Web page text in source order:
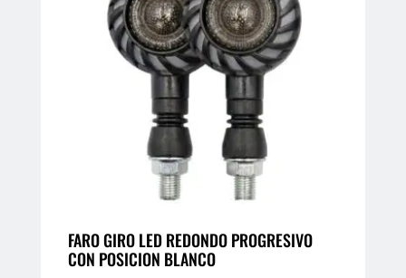
FARO GIRO LED REDONDO PROGRESIVO
CON POSICION BLANCO